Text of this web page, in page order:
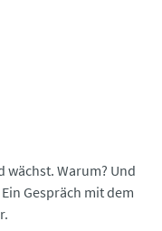
wächst. Warum? Und
Gespräch mit dem